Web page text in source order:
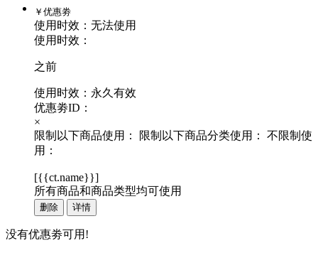
￥ 优惠劵
使用时效： 无法使用
使用时效：
之前
使用时效：永久有效
优惠劵ID：
×
限制以下商品使用：
限制以下商品分类使用：
不限制使
用：
[{{ct.name}}]
所有商品和商品类型均可使用
删除 详情
没有优惠劵可用!